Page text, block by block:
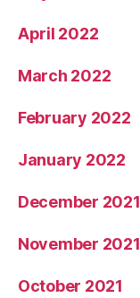
April 2022
March 2022
February 2022
January 2022
December 2021
November 2021
October 2021